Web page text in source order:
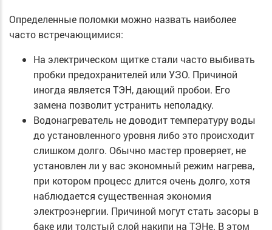
Определенные поломки можно назвать наиболее
часто встречающимися:
На электрическом щитке стали часто выбивать
пробки предохранителей или УЗО. Причиной
иногда является ТЭН, дающий пробои. Его
замена позволит устранить неполадку.
Водонагреватель не доводит температуру воды
до установленного уровня либо это происходит
слишком долго. Обычно мастер проверяет, не
установлен ли у вас экономный режим нагрева,
при котором процесс длится очень долго, хотя
наблюдается существенная экономия
электроэнергии. Причиной могут стать засоры в
баке или толстый слой накипи на ТЭНе. В этом